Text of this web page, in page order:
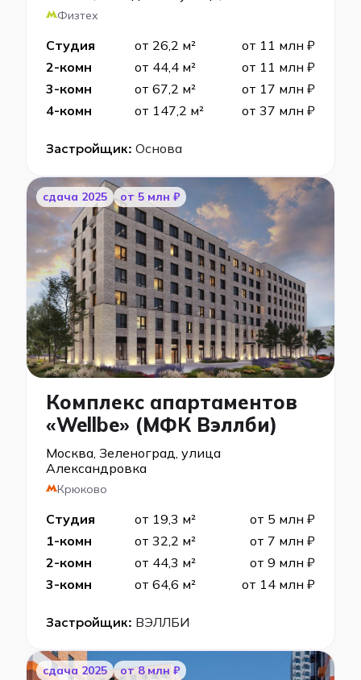
Физтех
Студия от 26,2 м²
от 11 млн ₽
2-комн
от 44,4 м²
от 11 млн ₽
3-комн
от 67,2 м²
от 17 млн ₽
4-комн
от 147,2 м² от 37 млн ₽
Застройщик: Основа
cдача 2025 от 5 млн ₽
Комплекс апартаментов
«Wellbe» (МФК Вэллби)
Москва, Зеленоград, улица
Александровка
Крюково
Студия от 19,3 м²
от 5 млн ₽
1-комн
от 32,2 м²
от 7 млн ₽
2-комн
от 44,3 м²
от 9 млн ₽
3-комн
от 64,6 м² от 14 млн ₽
Застройщик: ВЭЛЛБИ
cдача 2025 от 8 млн ₽